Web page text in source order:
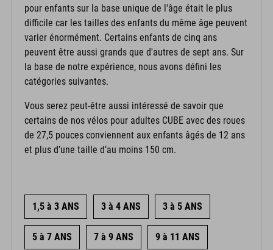
pour enfants sur la base unique de l'âge était le plus
difficile car les tailles des enfants du même âge peuvent
varier énormément. Certains enfants de cinq ans
peuvent être aussi grands que d'autres de sept ans. Sur
la base de notre expérience, nous avons défini les
catégories suivantes.
Vous serez peut-être aussi intéressé de savoir que
certains de nos vélos pour adultes CUBE avec des roues
de 27,5 pouces conviennent aux enfants âgés de 12 ans
et plus d’une taille d’au moins 150 cm.
1,5 à 3 ANS 3 à 4 ANS 3 à 5 ANS
5 à 7 ANS 7 à 9 ANS 9 à 11 ANS